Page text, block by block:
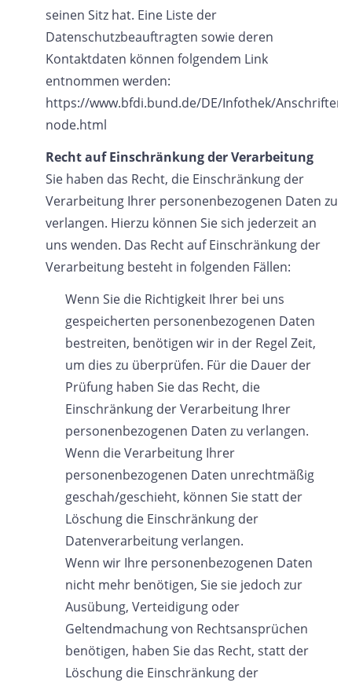
seinen Sitz hat. Eine Liste der
Datenschutzbeauftragten sowie deren
Kontaktdaten können folgendem Link
entnommen werden:
https://www.bfdi.bund.de/DE/Infothek/
node.html
Recht auf Einschränkung der Verarbeitung
Sie haben das Recht, die Einschränkung der
Verarbeitung Ihrer personenbezogenen Daten zu
verlangen. Hierzu können Sie sich jederzeit an
uns wenden. Das Recht auf Einschränkung der
Verarbeitung besteht in folgenden Fällen:
Wenn Sie die Richtigkeit Ihrer bei uns
gespeicherten personenbezogenen Daten
bestreiten, benötigen wir in der Regel Zeit,
um dies zu überprüfen. Für die Dauer der
Prüfung haben Sie das Recht, die
Einschränkung der Verarbeitung Ihrer
personenbezogenen Daten zu verlangen.
Wenn die Verarbeitung Ihrer
personenbezogenen Daten unrechtmäßig
geschah/geschieht, können Sie statt der
Löschung die Einschränkung der
Datenverarbeitung verlangen.
Wenn wir Ihre personenbezogenen Daten
nicht mehr benötigen, Sie sie jedoch zur
Ausübung, Verteidigung oder
Geltendmachung von Rechtsansprüchen
benötigen, haben Sie das Recht, statt der
Löschung die Einschränkung der